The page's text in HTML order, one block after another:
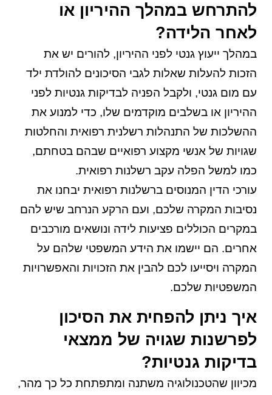
להתרחש במהלך ההיריון או
לאחר הלידה?
במהלך ייעוץ גנטי לפני ההיריון, להורים יש את
הזכות להעלות שאלות לגבי הסיכונים להולדת ילד
עם מום גנטי, ולקבל הפניה לבדיקות גנטיות לפני
ההיריון או בשלבים מוקדמים שלו, כדי למנוע את
ההשלכות של התנהלות רשלנית רפואית והחלטות
שגויות של אנשי מקצוע רפואיים שבהם בטחתם,
כמו למשל הפלה עקב רשלנות רפואית.
עורכי הדין המנוסים ברשלנות רפואית יבחנו את
נסיבות המקרה שלכם, ועם הרקע הנרחב שיש להם
במקרים הכוללים פציעות לידה ונושאים מורכבים
אחרים. הם יישמו את הידע המשפטי שלהם על
המקרה ויסייעו לכם להבין את הזכויות והאפשרויות
המשפטיות שלכם.
איך ניתן להפחית את הסיכון
לפרשנות שגויה של ממצאי
בדיקות גנטיות?
מכיוון שהטכנולוגיה משתנה ומתפתחת כל כך מהר,